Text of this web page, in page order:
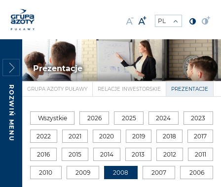
ROZWIŃ MENU
Prezentacje
GRUPA AZOTY PUŁAWY RELACJE INWESTORSKIE PREZENTACJE
Wszystkie 2026 2025 2024 2023
2022 2021 2020 2019 2018 2017
2016 2015 2014 2013 2012 2011
2010 2009 2008 2007 2006